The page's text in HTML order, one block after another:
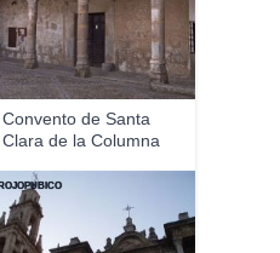
Convento de Santa
Clara de la Columna
ROJOPUBICO